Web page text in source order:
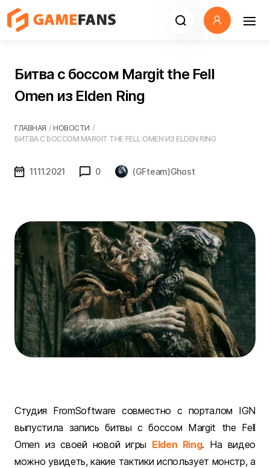
Битва с боссом Margit the Fell
Omen из Elden Ring
ГЛАВНАЯ / НОВОСТИ /
БИТВА С БОССОМ MARGIT THE FELL OMEN ИЗ ELDEN RING
11.11.2021 0 (GFteam)Ghost
Студия FromSoftware совместно с порталом IGN
выпустила запись битвы с боссом Margit the Fell
Omen из своей новой игры Elden Ring. На видео
можно увидеть, какие тактики использует монстр, а